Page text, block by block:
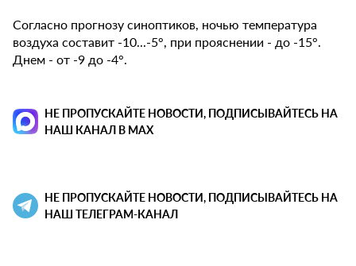
Согласно прогнозу синоптиков, ночью температура
воздуха составит -10...-5°, при прояснении - до -15°.
Днем - от -9 до -4°.
НЕ ПРОПУСКАЙТЕ НОВОСТИ, ПОДПИСЫВАЙТЕСЬ НА
НАШ КАНАЛ В MAX
НЕ ПРОПУСКАЙТЕ НОВОСТИ, ПОДПИСЫВАЙТЕСЬ НА
НАШ ТЕЛЕГРАМ-КАНАЛ